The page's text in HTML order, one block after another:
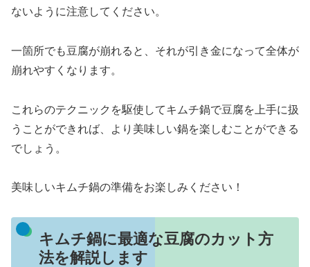
ないように注意してください。
一箇所でも豆腐が崩れると、それが引き金になって全体が
崩れやすくなります。
これらのテクニックを駆使してキムチ鍋で豆腐を上手に扱
うことができれば、より美味しい鍋を楽しむことができる
でしょう。
美味しいキムチ鍋の準備をお楽しみください！
キムチ鍋に最適な豆腐のカット方
法を解説します